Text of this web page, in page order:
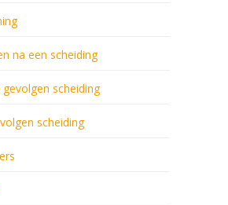
na een scheiding
gevolgen scheiding
scheiding